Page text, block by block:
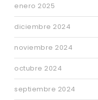
enero 2025
diciembre 2024
noviembre 2024
octubre 2024
septiembre 2024